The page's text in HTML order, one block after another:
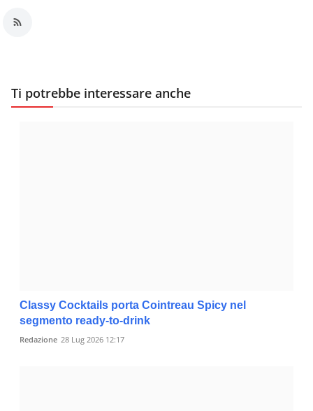
Ti potrebbe interessare anche
Classy Cocktails porta Cointreau Spicy nel
segmento ready-to-drink
Redazione 28 Lug 2026 12:17